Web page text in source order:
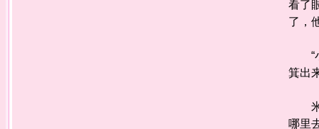
看了
了，
“小
箕出
米
哪里